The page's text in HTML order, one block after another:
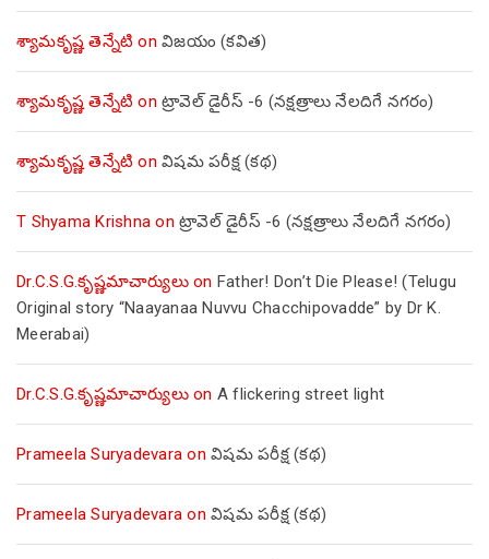
శ్యామకృష్ణ తెన్నేటి on విజయం (కవిత)
శ్యామకృష్ణ తెన్నేటి on ట్రావెల్ డైరీస్ -6 (నక్షత్రాలు నేలదిగే నగరం)
శ్యామకృష్ణ తెన్నేటి on విషమ పరీక్ష (క‌థ‌)
T Shyama Krishna on ట్రావెల్ డైరీస్ -6 (నక్షత్రాలు నేలదిగే నగరం)
Dr.C.S.G.కృష్ణమాచార్యులుon Father! Don’t Die Please! (Telugu
Original story “Naayanaa Nuvvu Chacchipovadde” by Dr K.
Meerabai)
Dr.C.S.G.కృష్ణమాచార్యులుon A flickering street light
Prameela Suryadevara on విషమ పరీక్ష (క‌థ‌)
Prameela Suryadevara on విషమ పరీక్ష (క‌థ‌)